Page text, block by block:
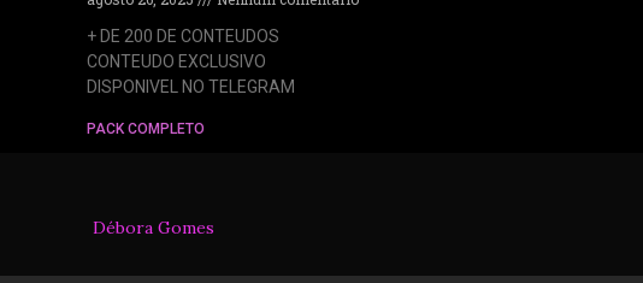
+ DE 200 DE CONTEUDOS
CONTEUDO EXCLUSIVO
DISPONIVEL NO TELEGRAM
PACK COMPLETO
Débora Gomes